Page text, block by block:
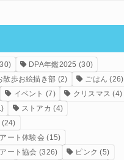
DPA年鑑2025 (30)
散歩お絵描き部 (2) ごはん (26)
イベント (7) クリスマス (4)
ストアカ (4)
(24)
ート体験会 (15)
ート協会 (326) ピンク (5)